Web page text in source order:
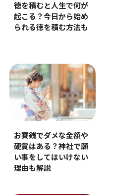
徳を積むと人生で何が
起こる？今日から始め
られる徳を積む方法も
お賽銭でダメな金額や
硬貨はある？神社で願
い事をしてはいけない
理由も解説